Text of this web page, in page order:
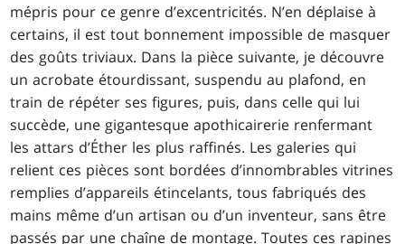
mépris pour ce genre d’excentricités. N’en déplaise à
certains, il est tout bonnement impossible de masquer
des goûts triviaux. Dans la pièce suivante, je découvre
un acrobate étourdissant, suspendu au plafond, en
train de répéter ses figures, puis, dans celle qui lui
succède, une gigantesque apothicairerie renfermant
les attars d’Éther les plus raffinés. Les galeries qui
relient ces pièces sont bordées d’innombrables vitrines
remplies d’appareils étincelants, tous fabriqués des
mains même d’un artisan ou d’un inventeur, sans être
passés par une chaîne de montage. Toutes ces rapines